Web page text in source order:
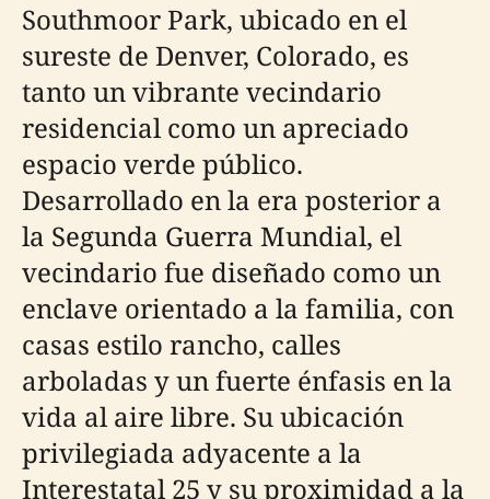
Southmoor Park, ubicado en el
sureste de Denver, Colorado, es
tanto un vibrante vecindario
residencial como un apreciado
espacio verde público.
Desarrollado en la era posterior a
la Segunda Guerra Mundial, el
vecindario fue diseñado como un
enclave orientado a la familia, con
casas estilo rancho, calles
arboladas y un fuerte énfasis en la
vida al aire libre. Su ubicación
privilegiada adyacente a la
Interestatal 25 y su proximidad a la